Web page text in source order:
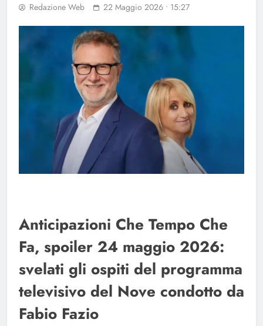
Redazione Web 22 Maggio 2026 • 15:27
Anticipazioni Che Tempo Che
Fa, spoiler 24 maggio 2026:
svelati gli ospiti del programma
televisivo del Nove condotto da
Fabio Fazio